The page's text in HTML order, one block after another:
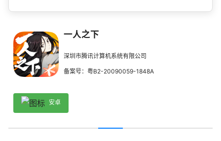
一人之下
深圳市腾讯计算机系统有限公司
备案号：粤B2-20090059-1848A
安卓